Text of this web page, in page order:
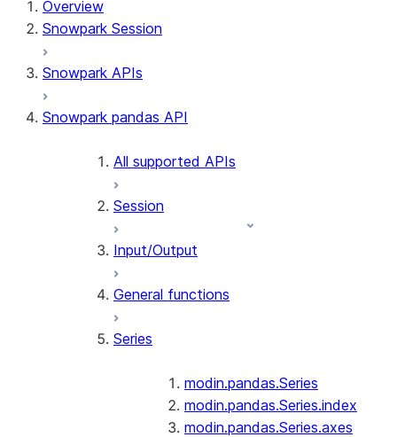
Overview
Snowpark Session
Snowpark APIs
Snowpark pandas API
All supported APIs
Session
Input/Output
General functions
Series
modin.pandas.Series
modin.pandas.Series.index
modin.pandas.Series.axes